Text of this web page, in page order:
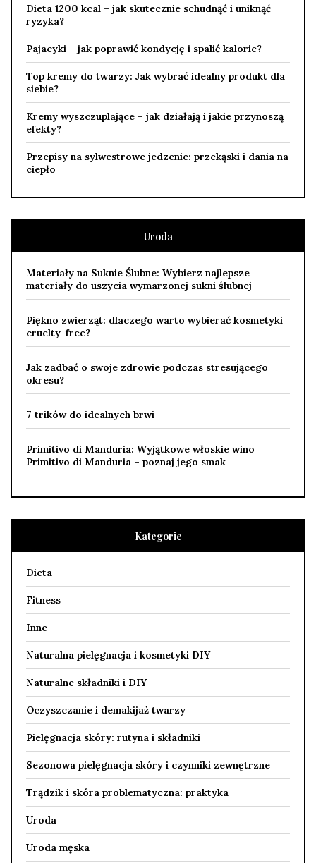
Dieta 1200 kcal – jak skutecznie schudnąć i uniknąć
ryzyka?
Pajacyki – jak poprawić kondycję i spalić kalorie?
Top kremy do twarzy: Jak wybrać idealny produkt dla
siebie?
Kremy wyszczuplające – jak działają i jakie przynoszą
efekty?
Przepisy na sylwestrowe jedzenie: przekąski i dania na
ciepło
Uroda
Materiały na Suknie Ślubne: Wybierz najlepsze
materiały do uszycia wymarzonej sukni ślubnej
Piękno zwierząt: dlaczego warto wybierać kosmetyki
cruelty-free?
Jak zadbać o swoje zdrowie podczas stresującego
okresu?
7 trików do idealnych brwi
Primitivo di Manduria: Wyjątkowe włoskie wino
Primitivo di Manduria – poznaj jego smak
Kategorie
Dieta
Fitness
Inne
Naturalna pielęgnacja i kosmetyki DIY
Naturalne składniki i DIY
Oczyszczanie i demakijaż twarzy
Pielęgnacja skóry: rutyna i składniki
Sezonowa pielęgnacja skóry i czynniki zewnętrzne
Trądzik i skóra problematyczna: praktyka
Uroda
Uroda męska